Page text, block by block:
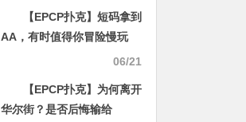
【EPCP扑克】短码拿到
AA，有时值得你冒险慢玩
06/21
【EPCP扑克】为何离开
华尔街？是否后悔输给